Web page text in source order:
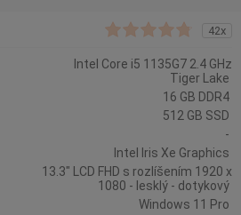
42x
Intel Core i5 1135G7 2.4 GHz
Tiger Lake
16 GB DDR4
512 GB SSD
-
Intel Iris Xe Graphics
13.3" LCD FHD s rozlíšením 1920 x
1080 - lesklý - dotykový
Windows 11 Pro